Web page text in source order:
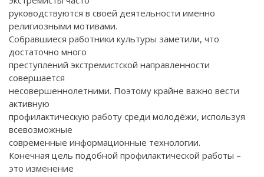
руководствуются в своей деятельности именно
религиозными мотивами.
Собравшиеся работники культуры заметили, что
достаточно много
преступлений экстремистской направленности
совершается
несовершеннолетними. Поэтому крайне важно вести
активную
профилактическую работу среди молодёжи, используя
всевозможные
современные информационные технологии.
Конечная цель подобной профилактической работы –
это изменение